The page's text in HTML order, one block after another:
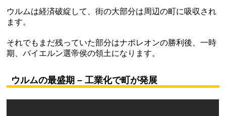
ウルムは経済破綻して、街の大部分は周辺の町に吸収され
ます。
それでもまだ残っていた部分はナポレオンの勝利後、一時
期、バイエルン選帝侯の領土になります。
ウルムの最盛期 – 工業化で町が発展